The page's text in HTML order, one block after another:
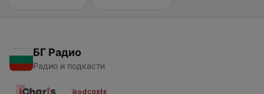
БГ Радио
Радио и подкасти